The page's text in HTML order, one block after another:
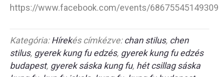
https://www.facebook.com/events/
Kategória:Hírekés címkézve:chan stilus, chen
stilus, gyerek kung fu edzés, gyerek kung fu edzés
budapest, gyerek sáska kung fu, hét csillag sáska